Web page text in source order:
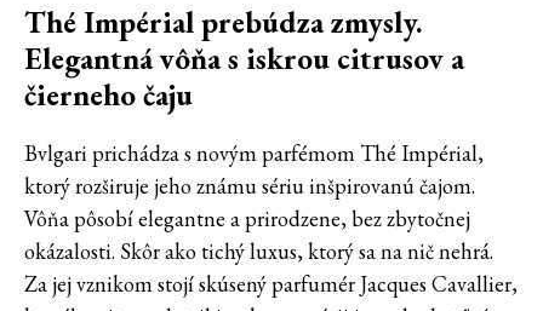
Thé Impérial prebúdza zmysly.
Elegantná vôňa s iskrou citrusov a
čierneho čaju
Bvlgari prichádza s novým parfémom Thé Impérial,
ktorý rozširuje jeho známu sériu inšpirovanú čajom.
Vôňa pôsobí elegantne a prirodzene, bez zbytočnej
okázalosti. Skôr ako tichý luxus, ktorý sa na nič nehrá.
Za jej vznikom stojí skúsený parfumér Jacques Cavallier,